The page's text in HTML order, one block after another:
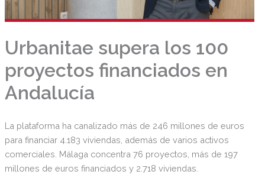
Urbanitae supera los 100
proyectos financiados en
Andalucía
La plataforma ha canalizado más de 246 millones de euros
para financiar 4.183 viviendas, además de varios activos
comerciales. Málaga concentra 76 proyectos, más de 197
millones de euros financiados y 2.718 viviendas.